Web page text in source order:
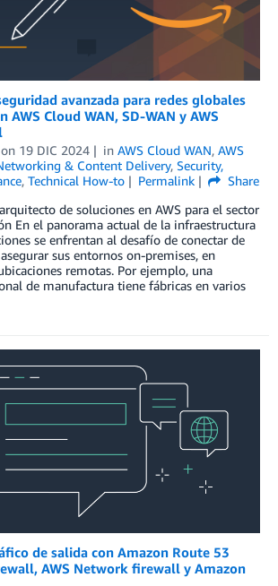
avanzada para redes globales
AWS Cloud WAN, SD-WAN y AWS
on 19 DIC 2024 in AWS Cloud WAN, AWS
& Content Delivery, Security,
, Technical How-to Permalink
Share
de soluciones en AWS para el sector
En el panorama actual de la infraestructura
se enfrentan al desafío de conectar de
sus entornos on-premises, en
remotas. Por ejemplo, una
de manufactura tiene fábricas en varios
de salida con Amazon Route 53
AWS Network firewall y Amazon